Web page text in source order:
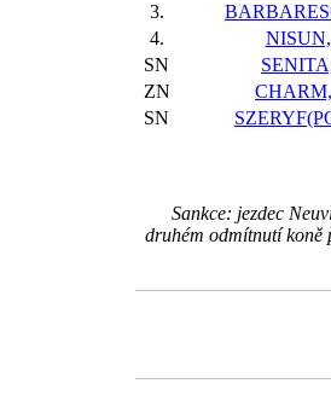
3.
4.
SN
ZN
CHARM,
SN
Sankce: jezdec
druhém odmítnutí koně